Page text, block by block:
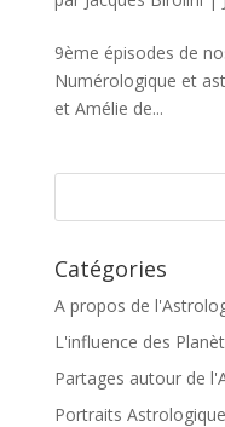
9ème épisodes de
Numérologique et
et Amélie de...
Catégories
A propos de
L'influence des
Partages autour de
Portraits